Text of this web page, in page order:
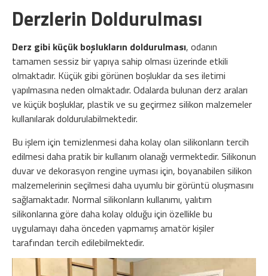
Derzlerin Doldurulması
Derz gibi küçük boşlukların doldurulması, odanın
tamamen sessiz bir yapıya sahip olması üzerinde etkili
olmaktadır. Küçük gibi görünen boşluklar da ses iletimi
yapılmasına neden olmaktadır. Odalarda bulunan derz araları
ve küçük boşluklar, plastik ve su geçirmez silikon malzemeler
kullanılarak doldurulabilmektedir.
Bu işlem için temizlenmesi daha kolay olan silikonların tercih
edilmesi daha pratik bir kullanım olanağı vermektedir. Silikonun
duvar ve dekorasyon rengine uyması için, boyanabilen silikon
malzemelerinin seçilmesi daha uyumlu bir görüntü oluşmasını
sağlamaktadır. Normal silikonların kullanımı, yalıtım
silikonlarına göre daha kolay olduğu için özellikle bu
uygulamayı daha önceden yapmamış amatör kişiler
tarafından tercih edilebilmektedir.